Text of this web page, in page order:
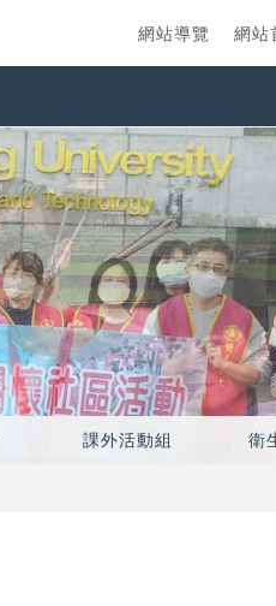
網站導覽 網站
課外活動組 衛